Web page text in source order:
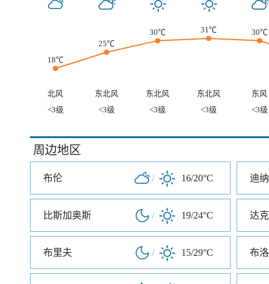
18℃
25℃
30℃ 31℃ 30℃
北风 东北风 东北风 东北风
东风
<3级
<3级 <3级 <3级 <3级
周边地区
布伦 / 16/20°C 迪
比斯加奥斯 / 19/24°C 达
布里夫 / 15/29°C 布